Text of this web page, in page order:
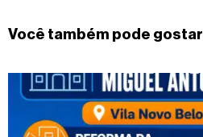
Você também pode